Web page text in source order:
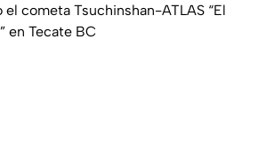
el cometa Tsuchinshan-ATLAS “El
en Tecate BC